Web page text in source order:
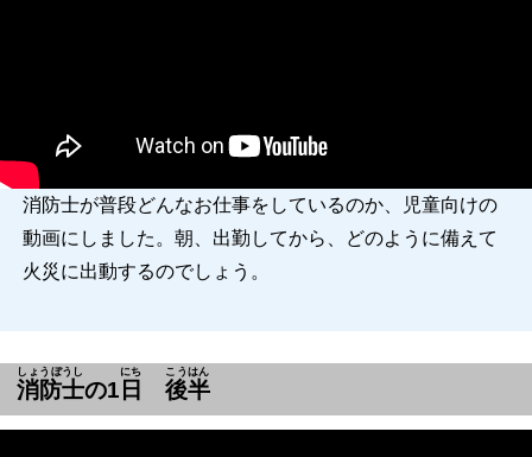
消防士が普段どんなお仕事をしているのか、児童向けの
動画にしました。朝、出勤してから、どのように備えて
火災に出動するのでしょう。
消防士
しょうぼうし
の1 日
にち
後半
こうはん